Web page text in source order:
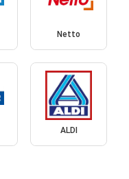
Netto
ALDI